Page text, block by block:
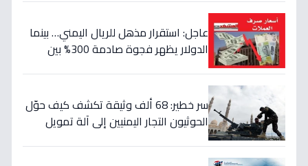
عاجل: استقرار مذهل للريال اليمني… بينما
الدولار يظهر فجوة صادمة 300% بين
سر خطير: 68 ألف وثيقة تكشف كيف حوّل
الحوثيون التجار اليمنيين إلى آلة تمويل